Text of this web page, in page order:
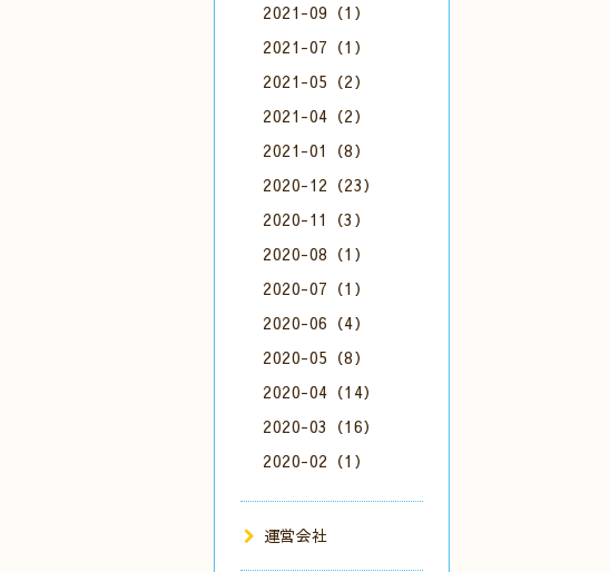
2021-09（1）
2021-07（1）
2021-05（2）
2021-04（2）
2021-01（8）
2020-12（23）
2020-11（3）
2020-08（1）
2020-07（1）
2020-06（4）
2020-05（8）
2020-04（14）
2020-03（16）
2020-02（1）
運営会社